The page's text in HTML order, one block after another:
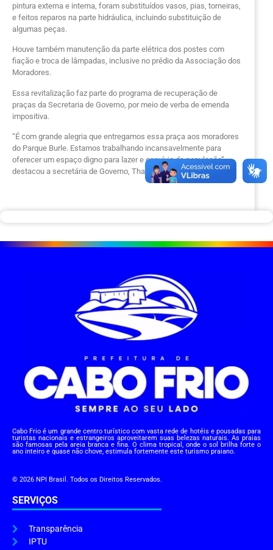
pintura externa e interna, foram substituídos vasos, pias, torneiras,
e feitos reparos na parte hidráulica, incluindo substituição de
algumas peças.
‌Houve também manutenção da parte elétrica dos postes com
fiação e troca de lâmpadas, inclusive no prédio da Associação dos
Moradores.
‌Essa revitalização faz parte do programa de recuperação de
praças da Secretaria de Governo, por meio de verba de emenda
impositiva.
‌“É com grande alegria que entregamos essa praça aos moradores
do Parque Burle. Estamos trabalhando incansavelmente para
oferecer um espaço digno para lazer e convívio da população”,
destacou a secretária de Governo, Thaís Rodrigues.
Cabo Frio é um grande centro turístico com vasta rede de hotéis e pousadas para
turistas nacionais e estrangeiros aproveitarem suas belezas naturais. As praias
são famosas pela areia branca e fina. O clima tropical, onde o sol brilha forte o
ano inteiro e quase não chove, estimula fortemente este turismo praiano.
© 2026 NPI Brasil. Todos os Direitos Reservados.
SERVIÇOS
Transparência
IPTU